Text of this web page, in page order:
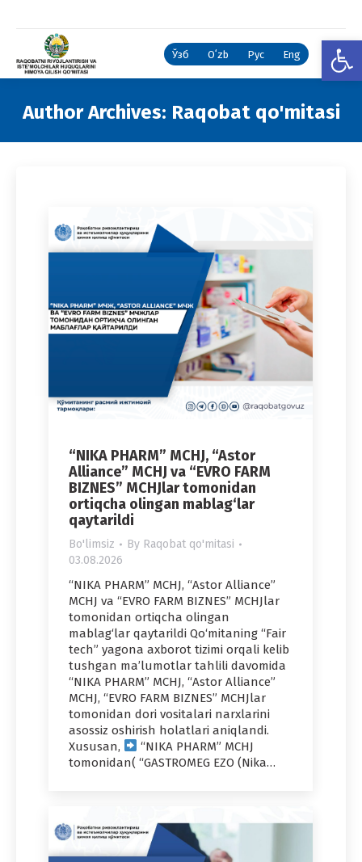
Ўзб Oʻzb Рус Eng
Author Archives: Raqobat qo'mitasi
“NIKA PHARM” MCHJ, “Astor
Alliance” MCHJ va “EVRO FARM
BIZNES” MCHJlar tomonidan
ortiqcha olingan mablag‘lar
qaytarildi
Bo'limsiz By Raqobat qo'mitasi
03.08.2026
“NIKA PHARM” MCHJ, “Astor Alliance”
MCHJ va “EVRO FARM BIZNES” MCHJlar
tomonidan ortiqcha olingan
mablag‘lar qaytarildi Qo‘mitaning “Fair
tech” yagona axborot tizimi orqali kelib
tushgan ma’lumotlar tahlili davomida
“NIKA PHARM” MCHJ, “Astor Alliance”
MCHJ, “EVRO FARM BIZNES” MCHJlar
tomonidan dori vositalari narxlarini
asossiz oshirish holatlari aniqlandi.
Xususan,
“NIKA PHARM” MCHJ
tomonidan( “GASTROMEG EZO (Nika…